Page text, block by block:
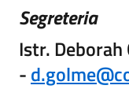
Segreteria
Istr. Deborah
-